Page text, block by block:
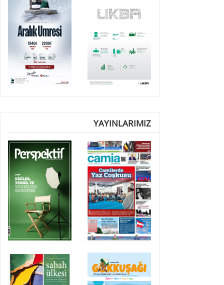
YAYINLARIMIZ